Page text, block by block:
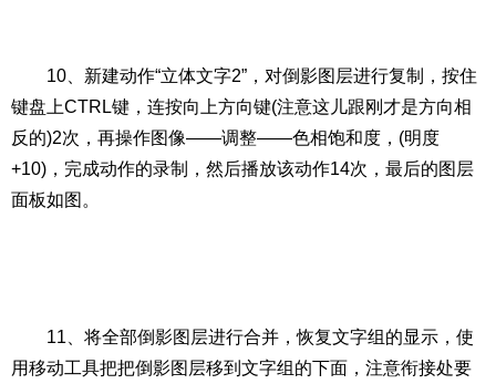
10、新建动作“立体文字2”，对倒影图层进行复制，按住
键盘上CTRL键，连按向上方向键(注意这儿跟刚才是方向相
反的)2次，再操作图像——调整——色相饱和度，(明度
+10)，完成动作的录制，然后播放该动作14次，最后的图层
面板如图。
11、将全部倒影图层进行合并，恢复文字组的显示，使
用移动工具把把倒影图层移到文字组的下面，注意衔接处要